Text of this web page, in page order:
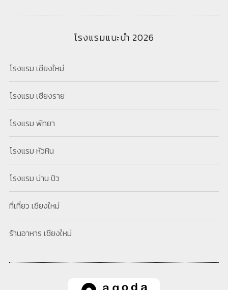
โรงแรมแนะนำ 2026
โรงแรม เชียงใหม่
โรงแรม เชียงราย
โรงแรม พัทยา
โรงแรม หัวหิน
โรงแรม น่าน ปัว
ที่เที่ยว เชียงใหม่
ร้านอาหาร เชียงใหม่